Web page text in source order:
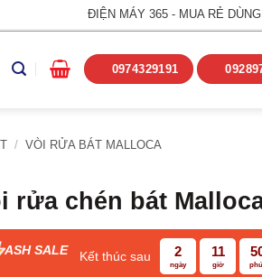
ĐIỆN MÁY 365 - MUA RẺ
0974329191
/ VÒI RỬA BÁT MALLOCA
rửa chén bát
ASH SALE Kết thúc sau 2
ngày
11
giờ